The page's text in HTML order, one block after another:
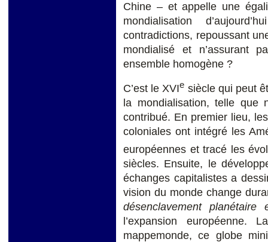
Chine – et appelle une
mondialisation
contradictions, repoussant
mondialisé et n’assurant
ensemble homogène ?
C’est le XVIe siècle qui peut
la mondialisation, telle que
contribué. En premier lieu,
coloniales ont intégré les
européennes et tracé les
siècles. Ensuite, le
échanges capitalistes a
vision du monde change
désenclavement
l’expansion européenne.
mappemonde, ce globe